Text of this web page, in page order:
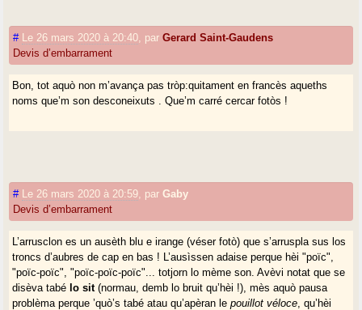
# Le 26 mars 2020 à 20:40 parGerard Saint-Gaudens
Devis d’embarrament
Bon, tot aquò non m’avança pas tròp:quitament en francès aqueths
noms que’m son desconeixuts . Que’m carré cercar fotòs !
# Le 26 mars 2020 à 20:59 parGaby
Devis d’embarrament
L’arrusclon es un ausèth blu e irange (véser fotò) que s’arruspla sus los
troncs d’aubres de cap en bas ! L’ausìssen adaise perque hèi "poïc",
"poïc-poïc", "poïc-poïc-poïc"... totjorn lo mème son. Avèvi notat que se
disèva tabé lo sit(normau, demb lo bruit qu’hèi !), mès aquò pausa
problèma perque ’quò’s tabé atau qu’apèran lepouillot véloce , qu’hèi